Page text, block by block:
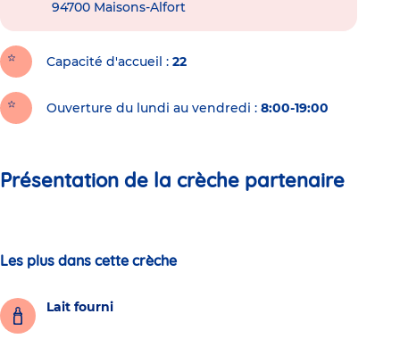
94700 Maisons-Alfort
Capacité d'accueil 22
Ouverture du lundi au vendredi : 8:00-19:00
Présentation de la crèche partenaire
Les plus dans cette crèche
Lait fourni